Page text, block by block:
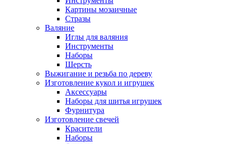
Картины мозаичные
Стразы
Валяние
Иглы для валяния
Инструменты
Наборы
Шерсть
Выжигание и резьба по дереву
Изготовление кукол и игрушек
Аксессуары
Наборы для шитья игрушек
Фурнитура
Изготовление свечей
Красители
Наборы